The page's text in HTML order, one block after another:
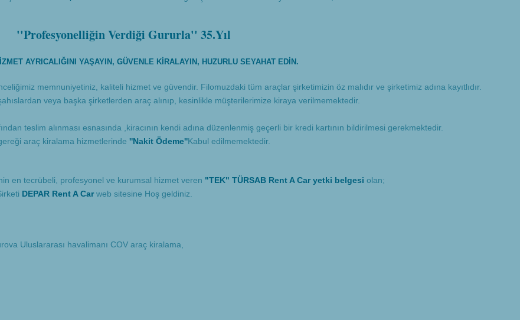
''Profesyonelliğin Verdiği Gururla'' 35.Yıl
AYRICALIĞINI YAŞAYIN, GÜVENLE KİRALAYIN, HUZURLU SEYAHAT EDİN.
memnuniyetiniz, kaliteli hizmet ve güvendir. Filomuzdaki tüm araçlar şirketimizin öz malıdır ve şirketimiz adına kayıtlıdır.
veya başka şirketlerden araç alınıp, kesinlikle müşterilerimize kiraya verilmemektedir.
teslim alınması esnasında ,kiracının kendi adına düzenlenmiş geçerli bir kredi kartının bildirilmesi gerekmektedir.
araç kiralama hizmetlerinde ''Nakit Ödeme''Kabul edilmemektedir.
en tecrübeli, profesyonel ve kurumsal hizmet veren "TEK" TÜRSAB Rent A Car yetki belgesi olan;
DEPAR Rent A Carweb sitesine Hoş geldiniz.
Uluslararası havalimanı COV araç kiralama,